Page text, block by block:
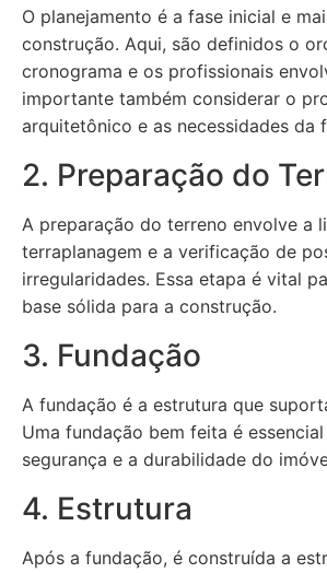
O planejamento é a fase inicial e
construção. Aqui, são definidos o
cronograma e os profissionais
importante também considerar o
arquitetônico e as necessidades da
2. Preparação do
A preparação do terreno envolve a
terraplanagem e a verificação de
irregularidades. Essa etapa é vital
base sólida para a construção.
3. Fundação
A fundação é a estrutura que
Uma fundação bem feita é
segurança e a durabilidade do
4. Estrutura
Após a fundação, é construída a